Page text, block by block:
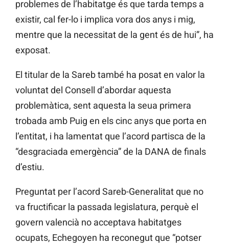
problemes de l’habitatge és que tarda temps a
existir, cal fer-lo i implica vora dos anys i mig,
mentre que la necessitat de la gent és de hui”, ha
exposat.
El titular de la Sareb també ha posat en valor la
voluntat del Consell d’abordar aquesta
problemàtica, sent aquesta la seua primera
trobada amb Puig en els cinc anys que porta en
l’entitat, i ha lamentat que l’acord partisca de la
“desgraciada emergència” de la DANA de finals
d’estiu.
Preguntat per l’acord Sareb-Generalitat que no
va fructificar la passada legislatura, perquè el
govern valencià no acceptava habitatges
ocupats, Echegoyen ha reconegut que “potser